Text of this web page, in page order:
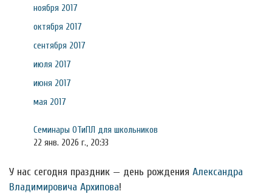
ноября 2017
октября 2017
сентября 2017
июля 2017
июня 2017
мая 2017
Семинары ОТиПЛ для школьников
22 янв. 2026 г., 20:33
У нас сегодня праздник — день рождения Александра
Владимировича Архипова!